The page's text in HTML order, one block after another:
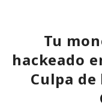
Relay, y también
solicitan el acceso
Tu
hackeado
Culpa